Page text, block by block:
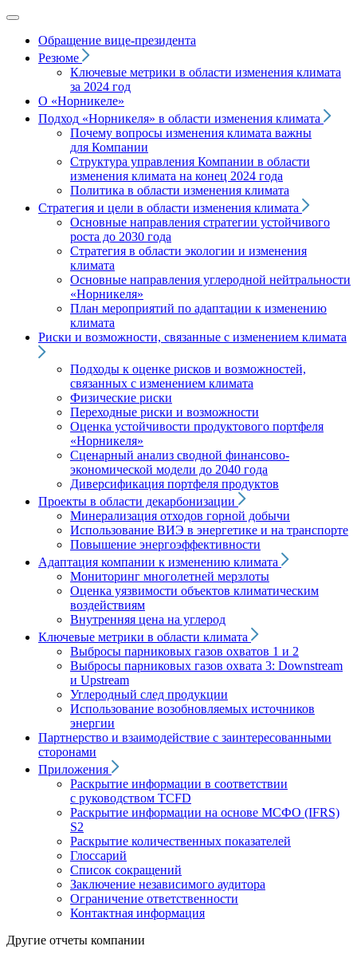
Обращение вице‑президента
Резюме
Ключевые метрики в области изменения климата
за 2024 год
О «Норникеле»
Подход «Норникеля» в области изменения климата
Почему вопросы изменения климата важны
для Компании
Структура управления Компании в области
изменения климата на конец 2024 года
Политика в области изменения климата
Стратегия и цели в области изменения климата
Основные направления стратегии устойчивого
роста до 2030 года
Стратегия в области экологии и изменения
климата
Основные направления углеродной нейтральности
«Норникеля»
План мероприятий по адаптации к изменению
климата
Риски и возможности, связанные с изменением климата
Подходы к оценке рисков и возможностей,
связанных с изменением климата
Физические риски
Переходные риски и возможности
Оценка устойчивости продуктового портфеля
«Норникеля»
Сценарный анализ сводной финансово-
экономической модели до 2040 года
Диверсификация портфеля продуктов
Проекты в области декарбонизации
Минерализация отходов горной добычи
Использование ВИЭ в энергетике и на транспорте
Повышение энергоэффективности
Адаптация компании к изменению климата
Мониторинг многолетней мерзлоты
Оценка уязвимости объектов климатическим
воздействиям
Внутренняя цена на углерод
Ключевые метрики в области климата
Выбросы парниковых газов охватов 1 и 2
Выбросы парниковых газов охвата 3: Downstream
и Upstream
Углеродный след продукции
Использование возобновляемых источников
энергии
Партнерство и взаимодействие с заинтересованными
сторонами
Приложения
Раскрытие информации в соответствии
с руководством TCFD
Раскрытие информации на основе МСФО (IFRS)
S2
Раскрытие количественных показателей
Глоссарий
Список сокращений
Заключение независимого аудитора
Ограничение ответственности
Контактная информация
Другие отчеты компании